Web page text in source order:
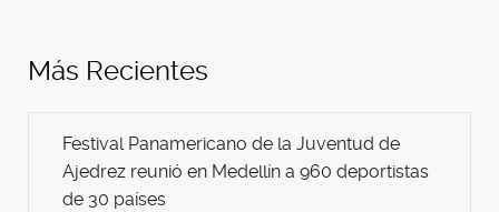
Más Recientes
Festival Panamericano de la Juventud de
Ajedrez reunió en Medellín a 960 deportistas
de 30 países